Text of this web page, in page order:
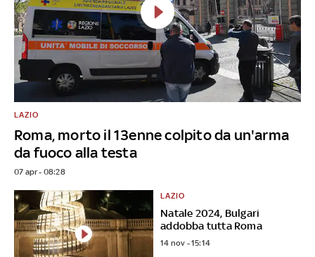
Roma, morto il 13enne colpito da un'arma
da fuoco alla testa
LAZIO
07 apr - 08:28
Natale 2024, Bulgari
addobba tutta Roma
LAZIO
14 nov - 15:14